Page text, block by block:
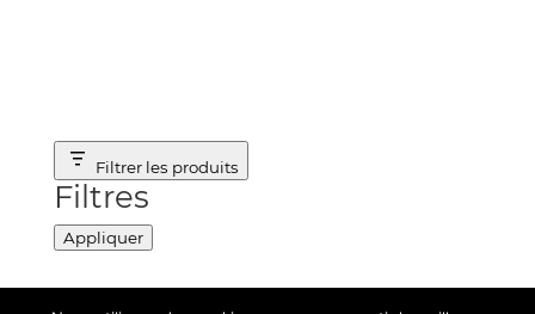
Filtrer les produits
Filtres
Appliquer